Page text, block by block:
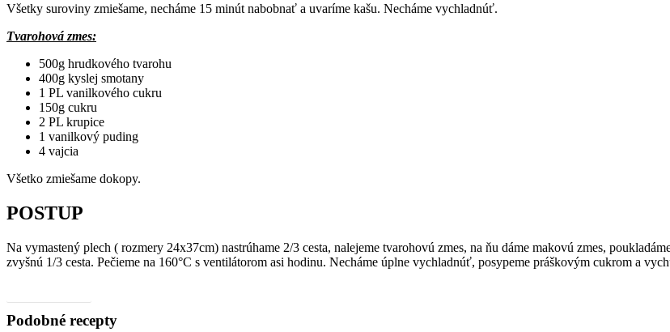
Všetky suroviny zmiešame, necháme 15 minút nabobnať a uvaríme kašu. Necháme vychladnúť.
Tvarohová zmes:
500g hrudkového tvarohu
400g kyslej smotany
1 PL vanilkového cukru
150g cukru
2 PL krupice
1 vanilkový puding
4 vajcia
Všetko zmiešame dokopy.
POSTUP
Na vymastený plech ( rozmery 24x37cm) nastrúhame 2/3 cesta, nalejeme tvarohovú zmes, na ňu dáme makovú zmes,
zvyšnú 1/3 cesta. Pečieme na 160°C s ventilátorom asi hodinu. Necháme úplne vychladnúť, posypeme práškovým cukrom a
Podobné recepty